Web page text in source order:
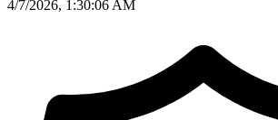
4/7/2026, 1:30:06 AM